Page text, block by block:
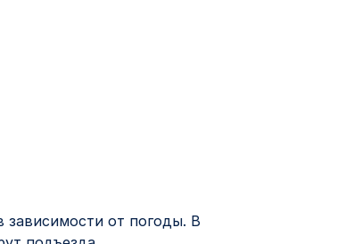
зависимости от погоды. В